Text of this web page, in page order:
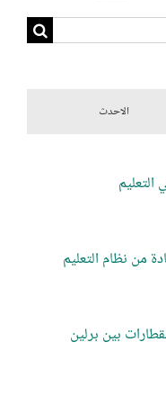
الاحدث
من نظام التعليم
بين برلين